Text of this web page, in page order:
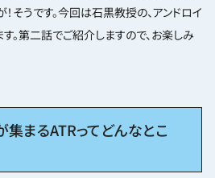
そうです。今回は石黒教授の、アンドロイ
。第二話でご紹介しますので、お楽しみ
まるATRってどんなとこ